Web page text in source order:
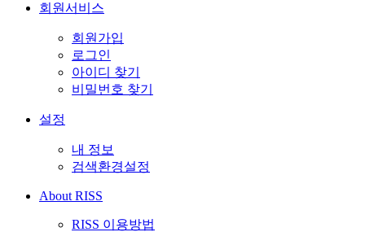
회원서비스
회원가입
로그인
아이디 찾기
비밀번호 찾기
설정
내 정보
검색환경설정
About RISS
RISS 이용방법